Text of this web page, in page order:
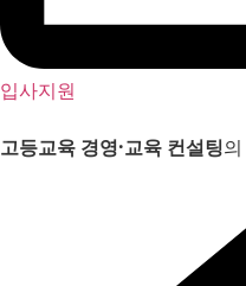
입사지원
고등교육 경영·교육 컨설팅의